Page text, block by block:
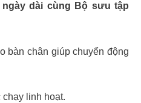
dài cùng Bộ sưu tập
bàn chân giúp chuyển động
linh hoạt.